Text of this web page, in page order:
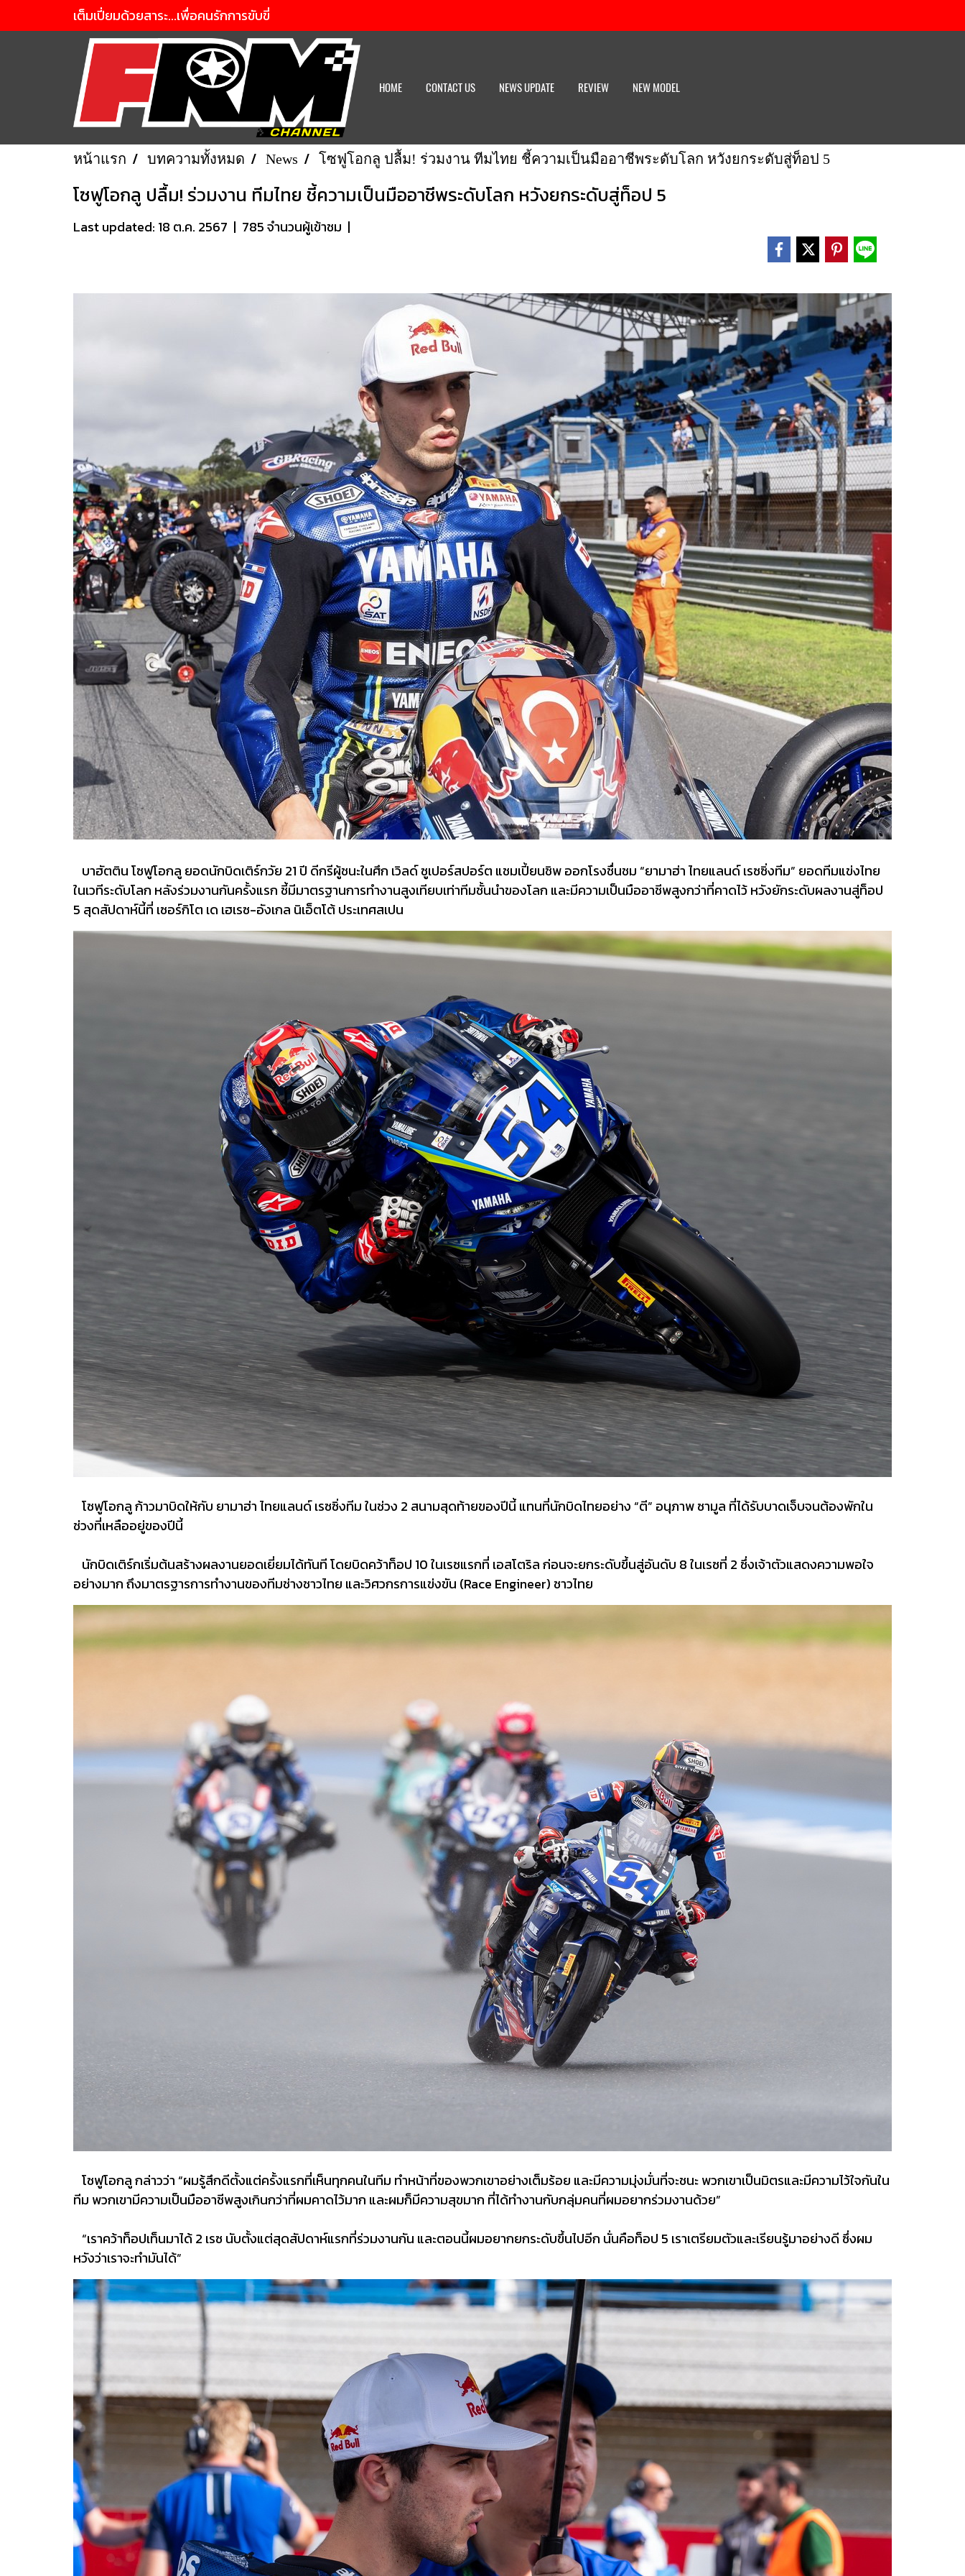
เต็มเปี่ยมด้วยสาระ...เพื่อคนรักการขับขี่
HOME CONTACT US NEWS UPDATE REVIEW NEW MODEL
หน้าแรก บทความทั้งหมด News โซฟูโอกลู ปลื้ม! ร่วมงาน ทีมไทย ชี้ความเป็นมืออาชีพระดับโลก หวังยกระดับสู่ท็อป 5
โซฟูโอกลู ปลื้ม! ร่วมงาน ทีมไทย ชี้ความเป็นมืออาชีพระดับโลก หวังยกระดับสู่ท็อป 5
Last updated: 18 ต.ค. 2567 | 785 จำนวนผู้เข้าชม |
บาฮัตติน โซฟูโอกลู ยอดนักบิดเติร์กวัย 21 ปี ดีกรีผู้ชนะในศึก เวิลด์ ซูเปอร์สปอร์ต แชมเปี้ยนชิพ ออกโรงชื่นชม “ยามาฮ่า ไทยแลนด์ เรซซิ่งทีม” ยอดทีมแข่งไทย
ในเวทีระดับโลก หลังร่วมงานกันครั้งแรก ชี้มีมาตรฐานการทำงานสูงเทียบเท่าทีมชั้นนำของโลก และมีความเป็นมืออาชีพสูงกว่าที่คาดไว้ หวังยักระดับผลงานสู่ท็อป
5 สุดสัปดาห์นี้ที่ เซอร์กิโต เด เฮเรซ-อังเกล นิเอ็ตโต้ ประเทศสเปน
โซฟูโอกลู ก้าวมาบิดให้กับ ยามาฮ่า ไทยแลนด์ เรซซิ่งทีม ในช่วง 2 สนามสุดท้ายของปีนี้ แทนที่นักบิดไทยอย่าง “ตี” อนุภาพ ซามูล ที่ได้รับบาดเจ็บจนต้องพักใน
ช่วงที่เหลืออยู่ของปีนี้
นักบิดเติร์กเริ่มต้นสร้างผลงานยอดเยี่ยมได้ทันที โดยบิดคว้าท็อป 10 ในเรซแรกที่ เอสโตริล ก่อนจะยกระดับขึ้นสู่อันดับ 8 ในเรซที่ 2 ซึ่งเจ้าตัวแสดงความพอใจ
อย่างมาก ถึงมาตรฐารการทำงานของทีมช่างชาวไทย และวิศวกรการแข่งขัน (Race Engineer) ชาวไทย
โซฟูโอกลู กล่าวว่า “ผมรู้สึกดีตั้งแต่ครั้งแรกที่เห็นทุกคนในทีม ทำหน้าที่ของพวกเขาอย่างเต็มร้อย และมีความมุ่งมั่นที่จะชนะ พวกเขาเป็นมิตรและมีความไว้ใจกันใน
ทีม พวกเขามีความเป็นมืออาชีพสูงเกินกว่าที่ผมคาดไว้มาก และผมก็มีความสุขมาก ที่ได้ทำงานกับกลุ่มคนที่ผมอยากร่วมงานด้วย”
“เราคว้าท็อปเท็นมาได้ 2 เรซ นับตั้งแต่สุดสัปดาห์แรกที่ร่วมงานกัน และตอนนี้ผมอยากยกระดับขึ้นไปอีก นั่นคือท็อป 5 เราเตรียมตัวและเรียนรู้มาอย่างดี ซึ่งผม
หวังว่าเราจะทำมันได้”